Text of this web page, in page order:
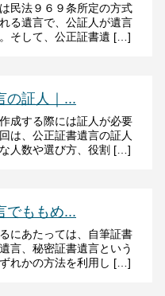
民法９６９条所定の方式
る遺言で、公証人が遺言
そして、公正証書遺 […]
の証人｜...
成する際には証人が必要
は、公正証書遺言の証人
人数や選び方、役割 […]
でももめ...
にあたっては、自筆証書
言、秘密証書遺言という
れかの方法を利用し […]